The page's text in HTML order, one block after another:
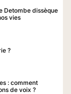
Detombe dissèque
vies
?
: comment
de voix ?